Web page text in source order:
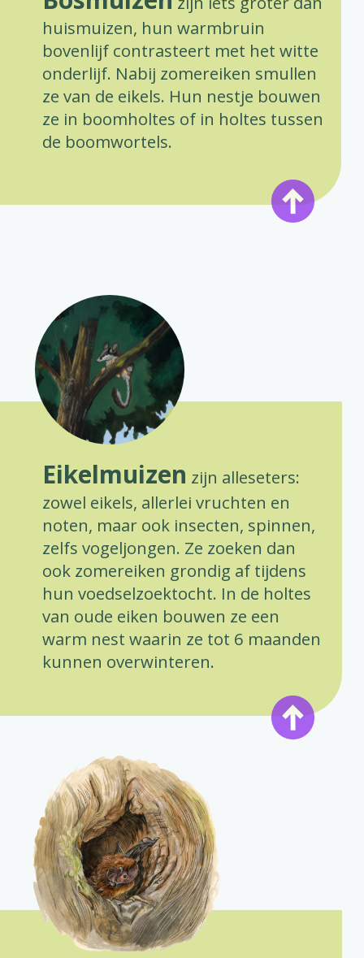
Eikelmuizen zijn alleseters:
zowel eikels, allerlei vruchten en
noten, maar ook insecten, spinnen,
zelfs vogeljongen. Ze zoeken dan
ook zomereiken grondig af tijdens
hun voedselzoektocht. In de holtes
van oude eiken bouwen ze een
warm nest waarin ze tot 6 maanden
kunnen overwinteren.
huismuizen, hun warmbruin
bovenlijf contrasteert met het witte
onderlijf. Nabij zomereiken smullen
ze van de eikels. Hun nestje bouwen
ze in boomholtes of in holtes tussen
de boomwortels.